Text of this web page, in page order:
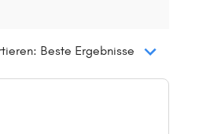
Beste Ergebnisse